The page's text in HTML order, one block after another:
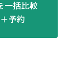
一括比較
予約